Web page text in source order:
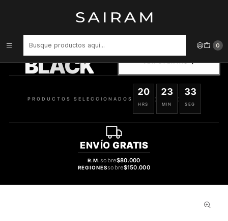
0
PERFUME BAD BOY VARON EDT 100 ML TESTER
BLACK
SELECCIONADOS
PRODUCTOS SELECCIONADOS
20
HRS
:
23
MIN
:
32
SEG
ENVÍO GRATIS
R.M.sobre$80.000
REGIONESsobre$150.000